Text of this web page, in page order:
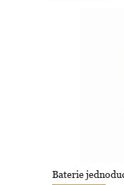
Baterie